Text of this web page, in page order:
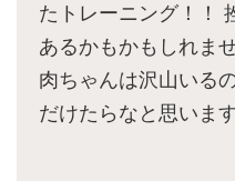
たトレーニング！！
あるかもかもしれま
肉ちゃんは沢山いる
だけたらなと思います